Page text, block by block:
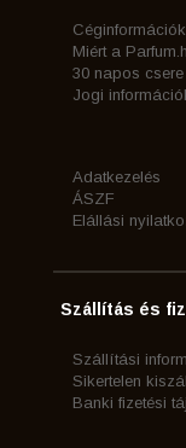
Céginformációk
Miért a
30 napos
Jogi
Adatkezelés
ÁSZF
Elállási
Szállítás és
Szállítási
Sikertelen
Banki fizetési